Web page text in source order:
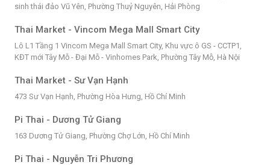
sinh thái đảo Vũ Yên, Phường Thuỷ Nguyên, Hải Phòng
Thai Market - Vincom Mega Mall Smart City
Lô L1 Tầng 1 Vincom Mega Mall Smart City, Khu vực ô GS - CCTP1,
KĐT mới Tây Mỗ - Đại Mỗ - Vinhomes Park, Phường Tây Mỗ, Hà Nội
Thai Market - Sư Vạn Hạnh
473 Sư Vạn Hạnh, Phường Hòa Hưng, Hồ Chí Minh
Pi Thai - Dương Tử Giang
163 Dương Tử Giang, Phường Chợ Lớn, Hồ Chí Minh
Pi Thai - Nguyễn Tri Phương